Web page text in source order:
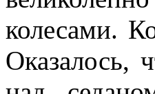
колесами.
Оказалось,